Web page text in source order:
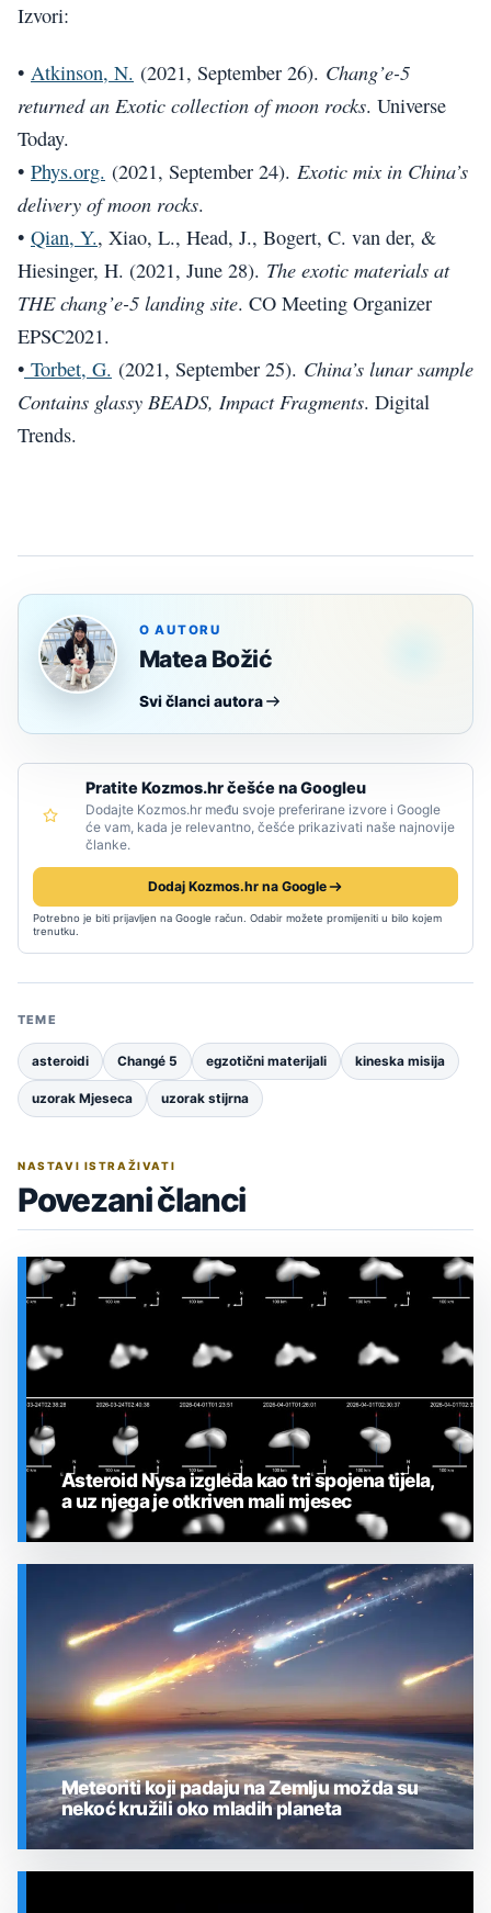
Izvori:
• Atkinson, N. (2021, September 26). Chang’e-5
returned an Exotic collection of moon rocks. Universe
Today.
• Phys.org. (2021, September 24). Exotic mix in China’s
delivery of moon rocks.
• Qian, Y., Xiao, L., Head, J., Bogert, C. van der, &
Hiesinger, H. (2021, June 28). The exotic materials at
THE chang’e-5 landing site. CO Meeting Organizer
EPSC2021.
• Torbet, G. (2021, September 25). China’s lunar sample
Contains glassy BEADS, Impact Fragments. Digital
Trends.
O AUTORU
Matea Božić
Svi članci autora
Pratite Kozmos.hr češće na Googleu
Dodajte Kozmos.hr među svoje preferirane izvore i Google
će vam, kada je relevantno, češće prikazivati naše najnovije
članke.
Dodaj Kozmos.hr na Google
Potrebno je biti prijavljen na Google račun. Odabir možete promijeniti u bilo kojem
trenutku.
TEME
asteroidi Changé 5 egzotični materijali kineska misija
uzorak Mjeseca uzorak stijrna
NASTAVI ISTRAŽIVATI
Povezani članci
Asteroid Nysa izgleda kao tri spojena tijela,
a uz njega je otkriven mali mjesec
Meteoriti koji padaju na Zemlju možda su
nekoć kružili oko mladih planeta